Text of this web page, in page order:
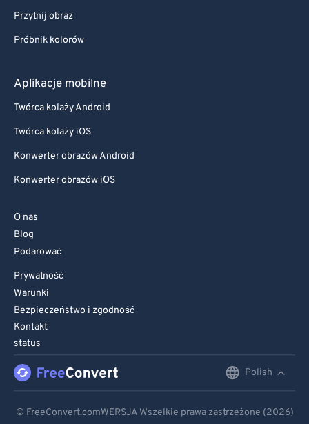
Przytnij obraz
Próbnik kolorów
Aplikacje mobilne
Twórca kolaży Android
Twórca kolaży iOS
Konwerter obrazów Android
Konwerter obrazów iOS
O nas
Blog
Podarować
Prywatność
Warunki
Bezpieczeństwo i zgodność
Kontakt
status
Polish
© FreeConvert.comWERSJA Wszelkie prawa zastrzeżone (2026)